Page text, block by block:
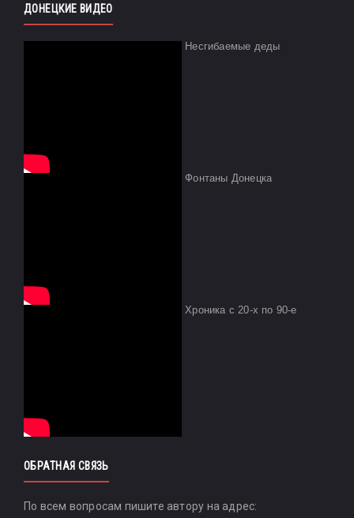
ДОНЕЦКИЕ ВИДЕО
Несгибаемые деды
Фонтаны Донецка
Хроника с 20-х по 90-е
ОБРАТНАЯ СВЯЗЬ
По всем вопросам пишите автору на адрес: